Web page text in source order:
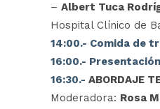
– Albert Tuca
Hospital Clínico de
14:00.- Comida de
16:00.-
16:30.- ABORDAJE
Moderadora: Rosa